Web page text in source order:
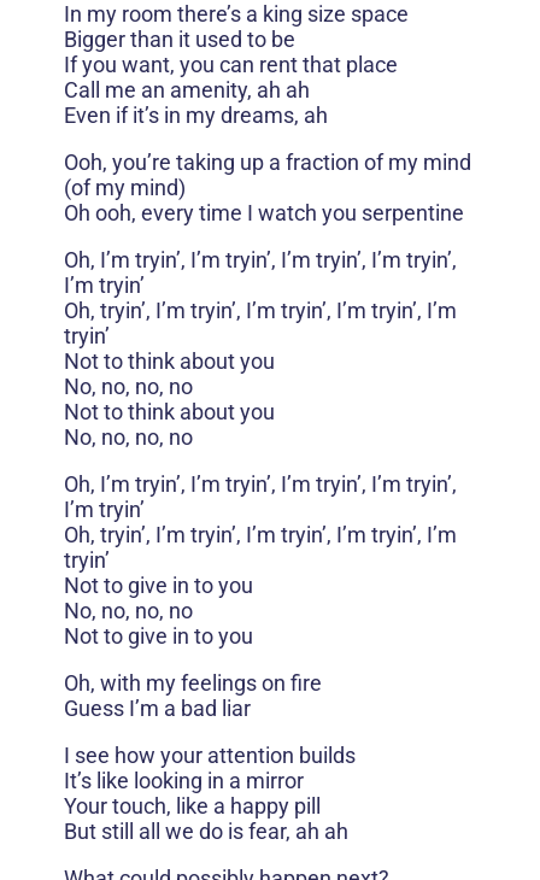
In my room there’s a king size space
Bigger than it used to be
If you want, you can rent that place
Call me an amenity, ah ah
Even if it’s in my dreams, ah
Ooh, you’re taking up a fraction of my mind
(of my mind)
Oh ooh, every time I watch you serpentine
Oh, I’m tryin’, I’m tryin’, I’m tryin’, I’m tryin’,
I’m tryin’
Oh, tryin’, I’m tryin’, I’m tryin’, I’m tryin’, I’m
tryin’
Not to think about you
No, no, no, no
Not to think about you
No, no, no, no
Oh, I’m tryin’, I’m tryin’, I’m tryin’, I’m tryin’,
I’m tryin’
Oh, tryin’, I’m tryin’, I’m tryin’, I’m tryin’, I’m
tryin’
Not to give in to you
No, no, no, no
Not to give in to you
Oh, with my feelings on fire
Guess I’m a bad liar
I see how your attention builds
It’s like looking in a mirror
Your touch, like a happy pill
But still all we do is fear, ah ah